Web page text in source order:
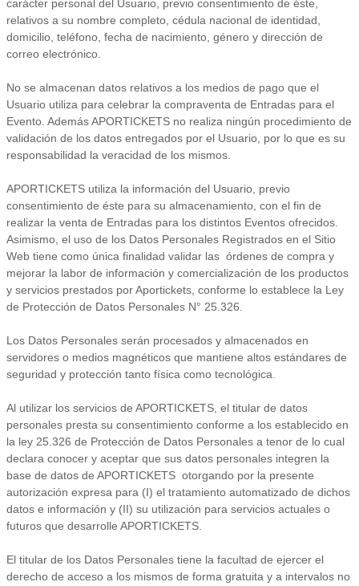
carácter personal del Usuario, previo consentimiento de éste,
relativos a su nombre completo, cédula nacional de identidad,
domicilio, teléfono, fecha de nacimiento, género y dirección de
correo electrónico.
No se almacenan datos relativos a los medios de pago que el
Usuario utiliza para celebrar la compraventa de Entradas para el
Evento. Además APORTICKETS no realiza ningún procedimiento de
validación de los datos entregados por el Usuario, por lo que es su
responsabilidad la veracidad de los mismos.
APORTICKETS utiliza la información del Usuario, previo
consentimiento de éste para su almacenamiento, con el fin de
realizar la venta de Entradas para los distintos Eventos ofrecidos.
Asimismo, el uso de los Datos Personales Registrados en el Sitio
Web tiene como única finalidad validar las órdenes de compra y
mejorar la labor de información y comercialización de los productos
y servicios prestados por Aportickets, conforme lo establece la Ley
de Protección de Datos Personales N° 25.326.
Los Datos Personales serán procesados y almacenados en
servidores o medios magnéticos que mantiene altos estándares de
seguridad y protección tanto física como tecnológica.
Al utilizar los servicios de APORTICKETS, el titular de datos
personales presta su consentimiento conforme a los establecido en
la ley 25.326 de Protección de Datos Personales a tenor de lo cual
declara conocer y aceptar que sus datos personales integren la
base de datos de APORTICKETS otorgando por la presente
autorización expresa para (I) el tratamiento automatizado de dichos
datos e información y (II) su utilización para servicios actuales o
futuros que desarrolle APORTICKETS.
El titular de los Datos Personales tiene la facultad de ejercer el
derecho de acceso a los mismos de forma gratuita y a intervalos no